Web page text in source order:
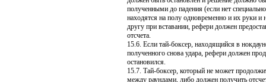
полученными до падения (если нет
находятся на полу одновременно и их руки и
другу при вставании, рефери должен
отсчета.
15.6. Если тай-боксер, находящийся в
полученного снова удара, рефери должен
остановился.
15.7. Тай-боксер, который не может
между раундами, либо должен получить